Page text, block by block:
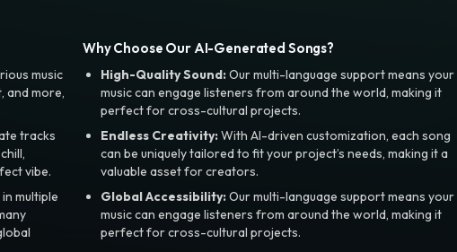
music
and more,
tracks
vibe.
multiple
Why Choose Our AI-Generated Songs?
High-Quality Sound:Our multi-language support means your
music can engage listeners from around the world, making it
perfect for cross-cultural projects.
Endless Creativity:With AI-driven customization, each song
can be uniquely tailored to fit your project’s needs, making it a
valuable asset for creators.
Global Accessibility:Our multi-language support means your
music can engage listeners from around the world, making it
perfect for cross-cultural projects.